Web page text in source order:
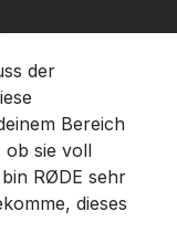
der
Bereich
ob sie voll
RØDE sehr
dieses